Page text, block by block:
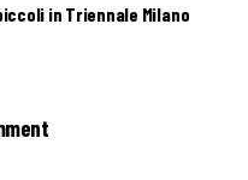
in Triennale Milano